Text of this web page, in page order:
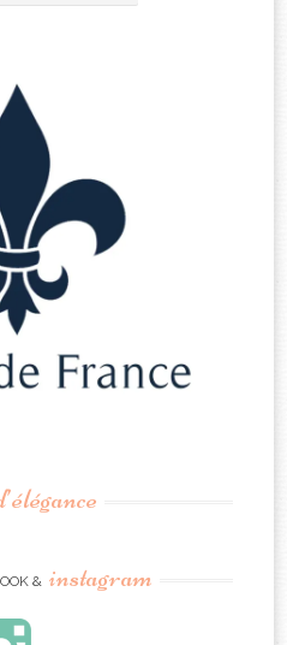
& instagram